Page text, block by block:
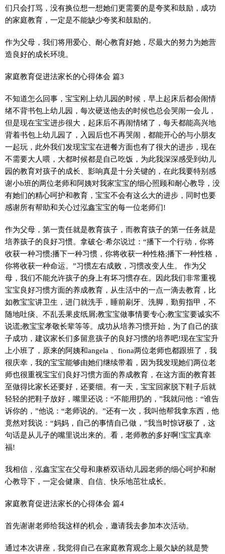
们只会打骂，没有换位想一想她们更需要的是夸奖和鼓励，成功
的家庭教育，一定是不能缺少夸奖和鼓励的。
作为父母，我们将用爱心、耐心教育好她，尽最大的努力为她营
造良好的成长环境。
家庭教育促进法家长的心得体会 篇3
不知道怎么回事，宝宝刚上幼儿园的时候，早上起床后都会闹情
绪不背书包上幼儿园，每次硬送他去的时候也总会哭闹一会儿，
但是现在宝宝进步很大，起床后不再闹情绪了，每天都能高兴地
背着书包上幼儿园了，入园后也不再哭闹，都能开心的与小朋友
一起玩，此外我们发现宝宝在进餐方面也有了很大的进步，现在
不需要大人喂，大都时候都是自己吃饭，为此我深深感受到幼儿
园的教育对孩子的成长、影响真是十分关键的，在此我要特别感
谢小b班的两位老师和阿姨对我家宝宝的细心照顾和耐心教导，没
有她们的精心呵护和教育，宝宝不会有这么大的进步，同时也要
感谢所有帮助和关心过泓鑫宝宝的每一位老师们!
作为父母，第一责任就是教育孩子，而教育孩子的第一任务就是
培养孩子的良好习惯。拿破仑·希尔说过：“播下一个行动，你将
收获一种习惯;播下一种习惯，你将收获一种性格;播下一种性格，
你将收获一种命运。”习惯左右成败，习惯改变人生。 作为父
母，我们不能允许孩子的身上有坏习惯存在。因此我们非常重视
宝宝良好习惯方面的养成教育，从生活中的一点一滴去教育，比
如教宝宝讲卫生，进门就洗手，睡前刷牙、洗脚，勤剪指甲，不
随地吐痰、不乱丢果皮纸屑;教宝宝做事情要专心;教宝宝要诚实不
说谎;教宝宝孝敬长辈等等。成功从培养习惯开始，为了自己的孩
子成功，建议家长们多留意孩子的良好习惯的培养吧!现在宝宝升
上小班了，原来的阿姨和angela 、fiona两位老师也都跟班了，我
很庆幸，我的宝宝能够由她们继续带着，因为我发现她们两位老
师也很重视宝宝们良好习惯方面的养成教育，在这方面的教育甚
至做得比家长还要好，还要细。有一天，宝宝回家脱下鞋子后就
轻轻的把鞋子放好，嘴里还说：“不能用扔的，”我就问他：“谁告
诉你的，”他说：“老师说的。”还有一次，我叫他帮我拿东西，他
竟然对我说：“妈妈，自己的事情自己做，”我当时惊讶极了，这
句话是从儿子的嘴里说出来的。看，老师教的多好啊!宝宝真幸
福!
我相信，泓鑫宝宝在父母和康桥双语幼儿园老师的细心呵护和耐
心教导下，一定会健康、自信、快乐地茁壮成长。
家庭教育促进法家长的心得体会 篇4
首先谢谢老师给我这样的机会，邀请我去参加本次活动。
通过本次讲座，我觉得自己在家庭教育观念上最欠缺的就是赞